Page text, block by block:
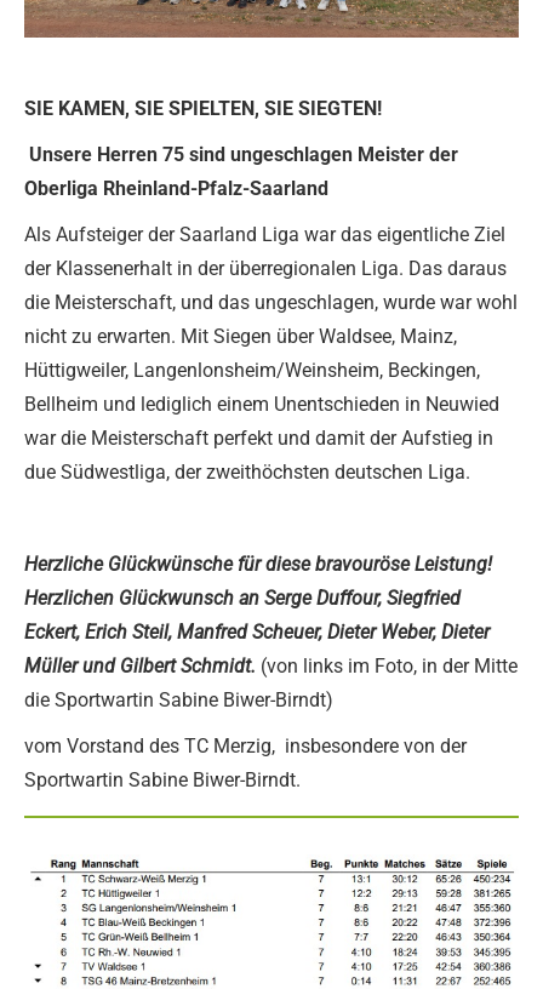
SIE KAMEN, SIE SPIELTEN, SIE SIEGTEN!
Unsere Herren 75 sind ungeschlagen Meister der
Oberliga Rheinland-Pfalz-Saarland
Als Aufsteiger der Saarland Liga war das eigentliche Ziel
der Klassenerhalt in der überregionalen Liga. Das daraus
die Meisterschaft, und das ungeschlagen, wurde war wohl
nicht zu erwarten. Mit Siegen über Waldsee, Mainz,
Hüttigweiler, Langenlonsheim/Weinsheim, Beckingen,
Bellheim und lediglich einem Unentschieden in Neuwied
war die Meisterschaft perfekt und damit der Aufstieg in
due Südwestliga, der zweithöchsten deutschen Liga.
Herzliche Glückwünsche für diese bravouröse Leistung!
Herzlichen Glückwunsch an Serge Duffour, Siegfried
Eckert, Erich Steil, Manfred Scheuer, Dieter Weber, Dieter
Müller und Gilbert Schmidt. (von links im Foto, in der Mitte
die Sportwartin Sabine Biwer-Birndt)
vom Vorstand des TC Merzig, insbesondere von der
Sportwartin Sabine Biwer-Birndt.